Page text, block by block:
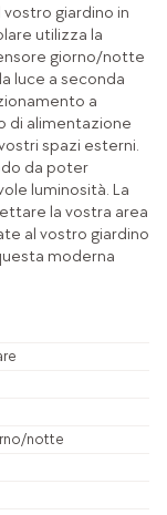
vostro giardino in
utilizza la
giorno/notte
luce a seconda
a
di alimentazione
spazi esterni.
da poter
luminosità. La
la vostra area
al vostro giardino
moderna
notte